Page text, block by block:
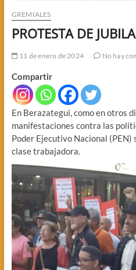
GREMIALES
PROTESTA DE
11 de enero de 2024 No hay
Compartir
En Berazategui, como en otros
manifestaciones contra las
Poder Ejecutivo Nacional (PEN)
clase trabajadora.